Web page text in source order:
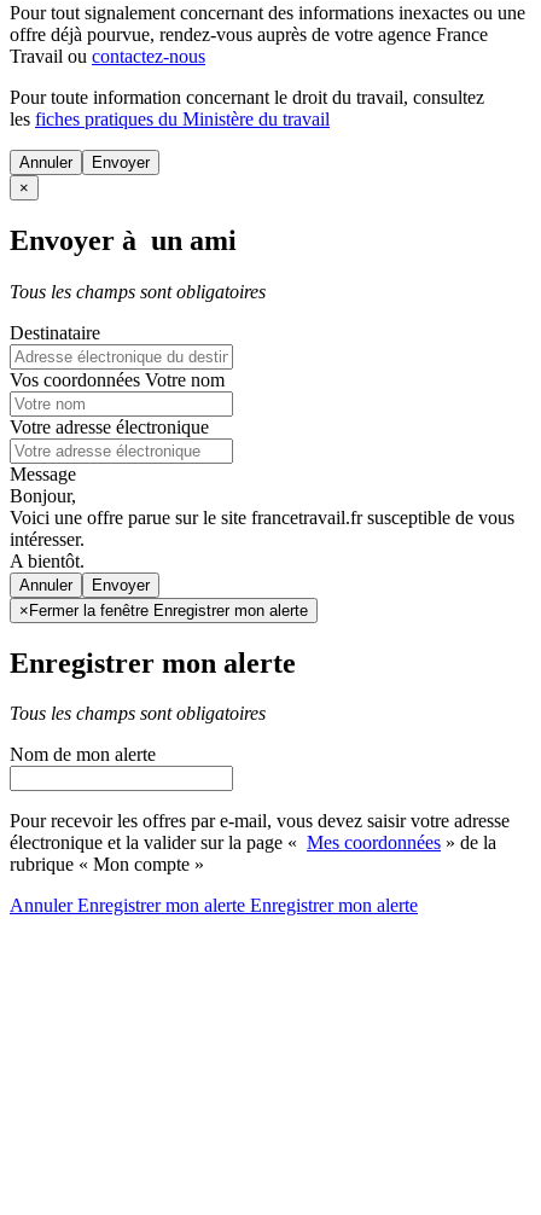
Pour tout signalement concernant des informations inexactes ou une
offre déjà pourvue, rendez-vous auprès de votre agence France
Travail ou contactez-nous
Pour toute information concernant le droit du travail, consultez
les fiches pratiques du Ministère du travail
Annuler
×
Envoyer à un ami
Tous les champs sont obligatoires
Destinataire
Vos coordonnées Votre nom
Votre adresse électronique
Message
Bonjour,
Voici une offre parue sur le site francetravail.fr susceptible de vous
intéresser.
A bientôt.
Annuler
×Fermer la fenêtre Enregistrer mon alerte
Enregistrer mon alerte
Tous les champs sont obligatoires
Nom de mon alerte
Pour recevoir les offres par e-mail, vous devez saisir votre adresse
électronique et la valider sur la page « Mes coordonnées » de la
rubrique « Mon compte »
AnnulerEnregistrer mon alerte Enregistrermon alerte